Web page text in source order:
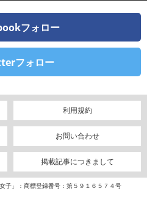
フォロー
フォロー
利用規約
お問い合わせ
掲載記事につきまして
」：商標登録番号：第５９１６５７４号